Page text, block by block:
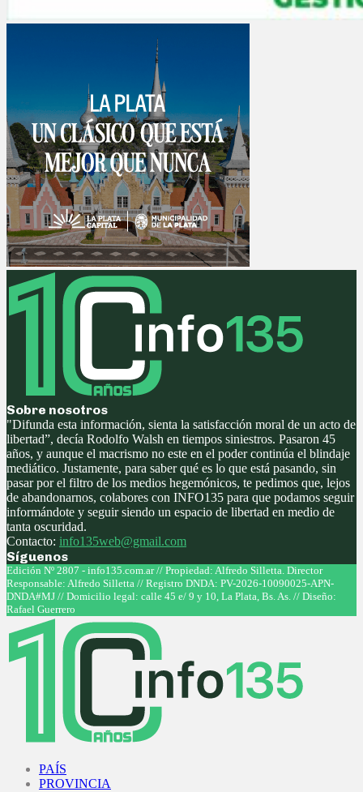
Sobre nosotros
"Difunda esta información, sienta la satisfacción moral de un acto de
libertad”, decía Rodolfo Walsh en tiempos siniestros. Pasaron 45
años, y aunque el macrismo no este en el poder continúa el blindaje
mediático. Justamente, para saber qué es lo que está pasando, sin
pasar por el filtro de los medios hegemónicos, te pedimos que, lejos
de abandonarnos, colabores con INFO135 para que podamos seguir
informándote y seguir siendo un espacio de libertad en medio de
tanta oscuridad.
Contacto: info135web@gmail.com
Síguenos
Facebook
Twitter
Instagram
Youtube
Edición Nº 2807 - info135.com.ar // Propiedad: Alfredo Silletta. Director
Responsable: Alfredo Silletta // Registro DNDA: PV-2026-10090025-APN-
DNDA#MJ // Domicilio legal: calle 45 e/ 9 y 10, La Plata, Bs. As. // Diseño:
Rafael Guerrero
PAÍS
PROVINCIA